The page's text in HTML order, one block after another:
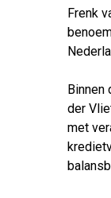
Frenk
Binnen
der
met